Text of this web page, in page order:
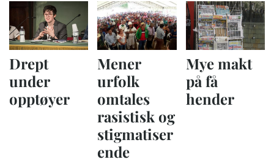
Drept
under
opptøyer
Mener
urfolk
omtales
rasistisk og
stigmatiser
ende
Mye makt
på få
hender